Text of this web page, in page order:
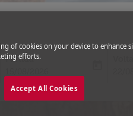
Partida
fc-
of cookies on your device to enhance
efforts.
Accept All Cookies